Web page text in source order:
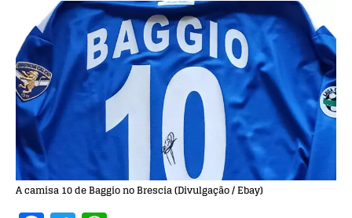
A camisa 10 de Baggio no Brescia (Divulgação / Ebay)